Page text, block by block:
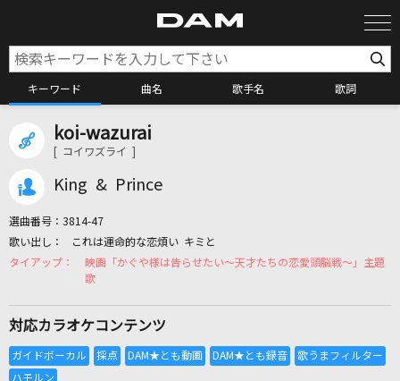
キーワード 曲名 歌手名 歌詞
カラオケリクエスト
全国りれき
リアルタイムで歌われている曲の一覧
koi-wazurai
[ コイワズライ ]
King & Prince
選曲番号： 3814-47
これは運命的な恋煩い キミと
映画「かぐや様は告らせたい～天才たちの恋愛頭脳戦～」主題
歌
対応カラオケコンテンツ